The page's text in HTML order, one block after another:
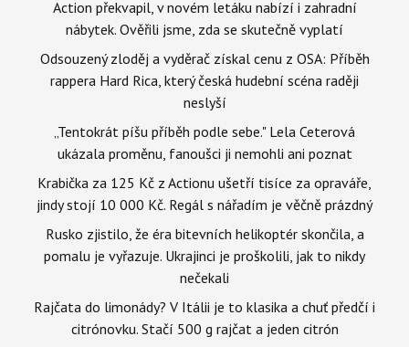
Action překvapil, v novém letáku nabízí i zahradní
nábytek. Ověřili jsme, zda se skutečně vyplatí
Odsouzený zloděj a vyděrač získal cenu z OSA: Příběh
rappera Hard Rica, který česká hudební scéna raději
neslyší
„Tentokrát píšu příběh podle sebe." Lela Ceterová
ukázala proměnu, fanoušci ji nemohli ani poznat
Krabička za 125 Kč z Actionu ušetří tisíce za opraváře,
jindy stojí 10 000 Kč. Regál s nářadím je věčně prázdný
Rusko zjistilo, že éra bitevních helikoptér skončila, a
pomalu je vyřazuje. Ukrajinci je proškolili, jak to nikdy
nečekali
Rajčata do limonády? V Itálii je to klasika a chuť předčí i
citrónovku. Stačí 500 g rajčat a jeden citrón